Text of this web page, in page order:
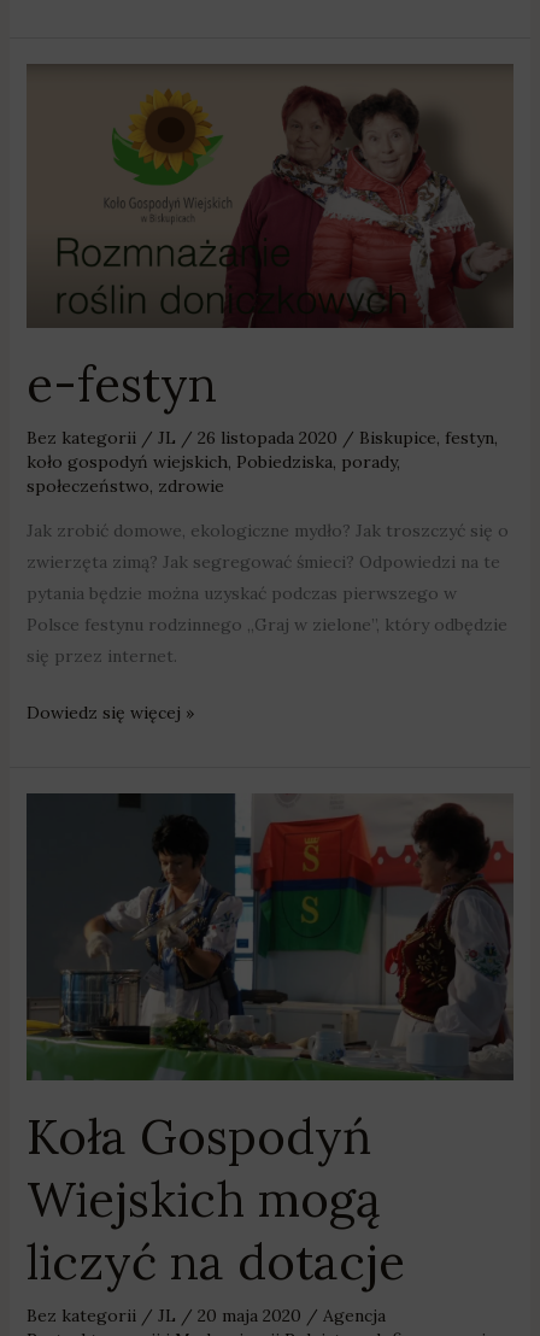
e-festyn
Bez kategorii/ JL / 26 listopada 2020 / Biskupice, festyn,
koło gospodyń wiejskich, Pobiedziska, porady,
społeczeństwo, zdrowie
Jak zrobić domowe, ekologiczne mydło? Jak troszczyć się o
zwierzęta zimą? Jak segregować śmieci? Odpowiedzi na te
pytania będzie można uzyskać podczas pierwszego w
Polsce festynu rodzinnego „Graj w zielone”, który odbędzie
się przez internet.
Dowiedz się więcej »
Koła Gospodyń
Wiejskich mogą
liczyć na dotacje
Bez kategorii/ JL / 20 maja 2020 / Agencja
dotacje